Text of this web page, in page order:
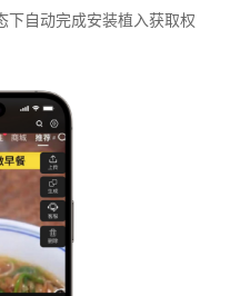
下自动完成安装植入获取权